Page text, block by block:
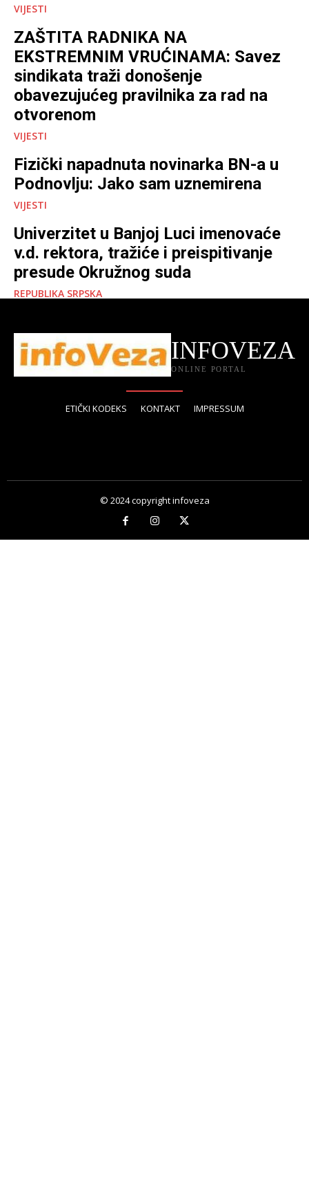
VIJESTI
ZAŠTITA RADNIKA NA
EKSTREMNIM VRUĆINAMA: Savez
sindikata traži donošenje
obavezujućeg pravilnika za rad na
otvorenom
VIJESTI
Fizički napadnuta novinarka BN-a u
Podnovlju: Jako sam uznemirena
VIJESTI
Univerzitet u Banjoj Luci imenovaće
v.d. rektora, tražiće i preispitivanje
presude Okružnog suda
REPUBLIKA SRPSKA
INFOVEZA
ONLINE PORTAL
ETIČKI KODEKS KONTAKT IMPRESSUM
© 2024 copyright infoveza